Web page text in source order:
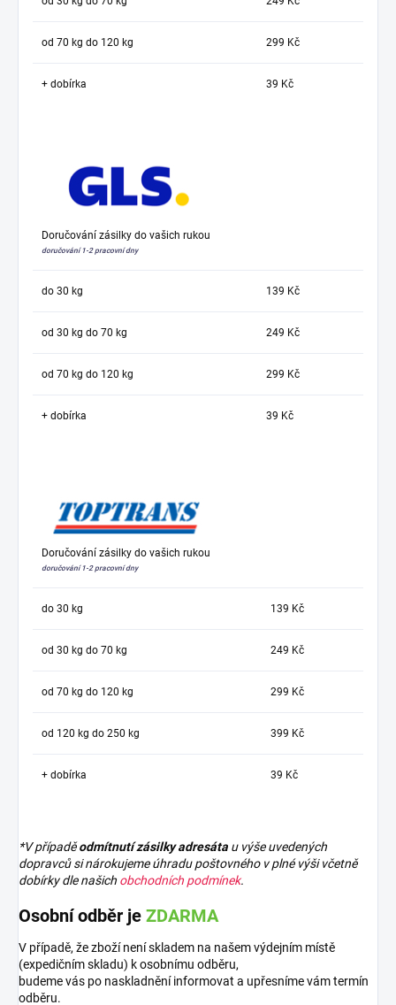
od 70 kg do 120 kg 299 Kč
+ dobírka 39 Kč
Doručování zásilky do vašich rukou
doručování 1-2 pracovní dny
do 30 kg 139 Kč
od 30 kg do 70 kg 249 Kč
od 70 kg do 120 kg 299 Kč
+ dobírka 39 Kč
Doručování zásilky do vašich rukou
doručování 1-2 pracovní dny
do 30 kg 139 Kč
od 30 kg do 70 kg 249 Kč
od 70 kg do 120 kg 299 Kč
od 120 kg do 250 kg 399 Kč
+ dobírka 39 Kč
*V případěodmítnutí zásilky adresáta u výše uvedených
dopravců si nárokujeme úhradu poštovného v plné výši včetně
dobírky dle našich obchodních podmínek.
Osobní odběr je ZDARMA
V případě, že zboží není skladem na našem výdejním místě
(expedičním skladu) k osobnímu odběru,
budeme vás po naskladnění informovat a upřesníme vám termín
odběru.